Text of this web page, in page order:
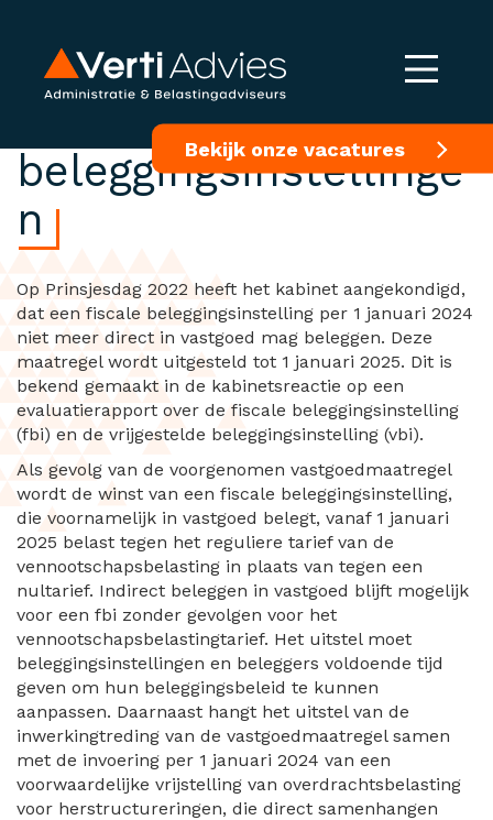
Bekijk onze vacatures
Kabinetsreactie
beleggingsinstellinge
n
Op Prinsjesdag 2022 heeft het kabinet aangekondigd,
dat een fiscale beleggingsinstelling per 1 januari 2024
niet meer direct in vastgoed mag beleggen. Deze
maatregel wordt uitgesteld tot 1 januari 2025. Dit is
bekend gemaakt in de kabinetsreactie op een
evaluatierapport over de fiscale beleggingsinstelling
(fbi) en de vrijgestelde beleggingsinstelling (vbi).
Als gevolg van de voorgenomen vastgoedmaatregel
wordt de winst van een fiscale beleggingsinstelling,
die voornamelijk in vastgoed belegt, vanaf 1 januari
2025 belast tegen het reguliere tarief van de
vennootschapsbelasting in plaats van tegen een
nultarief. Indirect beleggen in vastgoed blijft mogelijk
voor een fbi zonder gevolgen voor het
vennootschapsbelastingtarief. Het uitstel moet
beleggingsinstellingen en beleggers voldoende tijd
geven om hun beleggingsbeleid te kunnen
aanpassen. Daarnaast hangt het uitstel van de
inwerkingtreding van de vastgoedmaatregel samen
met de invoering per 1 januari 2024 van een
voorwaardelijke vrijstelling van overdrachtsbelasting
voor herstructureringen, die direct samenhangen